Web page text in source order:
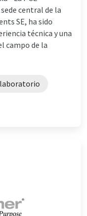
central de la
SE, ha sido
técnica y una
campo de la